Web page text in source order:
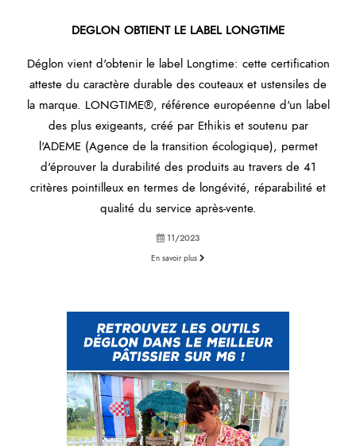
DEGLON OBTIENT LE LABEL LONGTIME
Déglon vient d'obtenir le label Longtime: cette certification
atteste du caractère durable des couteaux et ustensiles de
la marque. ‌LONGTIME®, référence européenne d'un label
des plus exigeants, créé par Ethikis et soutenu par
l'ADEME (Agence de la transition écologique), permet
d'éprouver la durabilité des produits au travers de 41
critères pointilleux en termes de longévité, réparabilité et
qualité du service après-vente.
11/2023
En savoir plus